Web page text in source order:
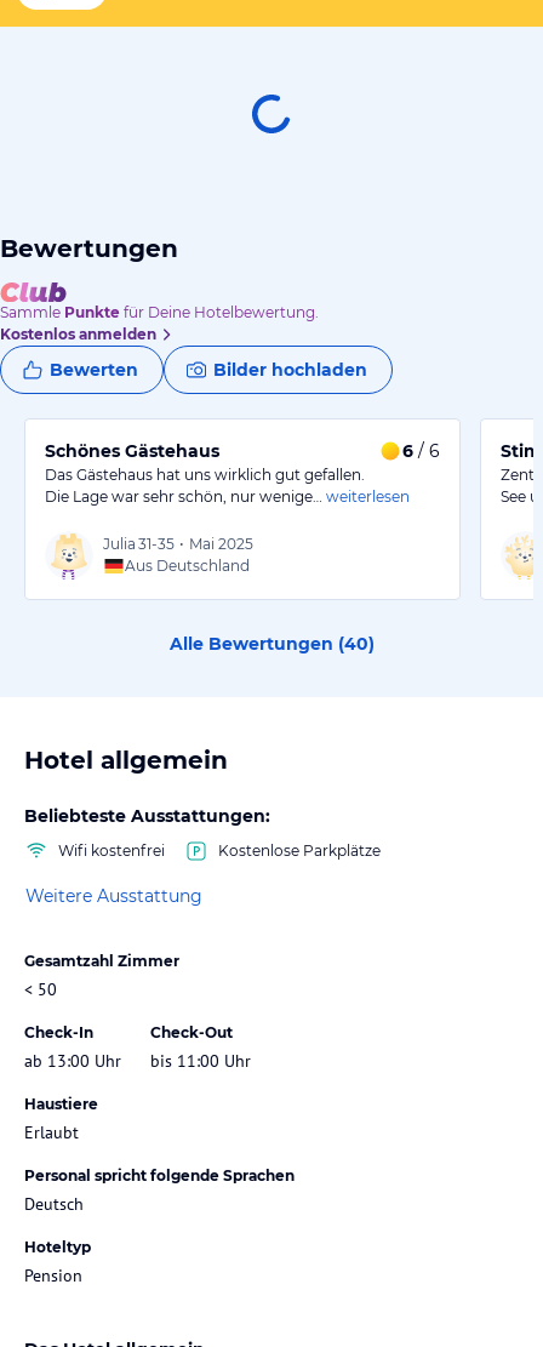
Bewertungen
Sammle Punkte für Deine Hotelbewertung.
Kostenlos anmelden
Bewerten Bilder hochladen
Schönes Gästehaus 6 / 6
Das Gästehaus hat uns wirklich gut gefallen.
Die Lage war sehr schön, nur wenige…
weiterlesen
Julia 31-35 • Mai 2025
Aus Deutschland
See
Alle Bewertungen (40)
Hotel allgemein
Beliebteste Ausstattungen:
Wifi kostenfrei Kostenlose Parkplätze
Weitere Ausstattung
Gesamtzahl Zimmer
< 50
Check-In
ab 13:00 Uhr
Check-Out
bis 11:00 Uhr
Haustiere
Erlaubt
Personal spricht folgende Sprachen
Deutsch
Hoteltyp
Pension